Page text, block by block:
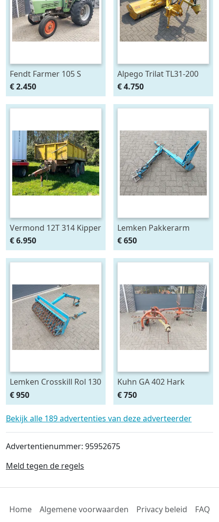
Fendt Farmer 105 S
€ 2.450
Alpego Trilat TL31-200
AM Verstek
Klepelmaaier
€ 4.750
Vermond 12T 314 Kipper
3 Zijdig
€ 6.950
Lemken Pakkerarm
passend aan Opal 90 en
110 ploeg
€ 650
Lemken Crosskill Rol 130
cm breed passen aan
Variopack vorenpakker
€ 950
Kuhn GA 402 Hark
€ 750
Bekijk alle 189 advertenties van deze adverteerder
Advertentienummer: 95952675
Meld tegen de regels
Home Algemene voorwaarden Privacy beleid FAQ